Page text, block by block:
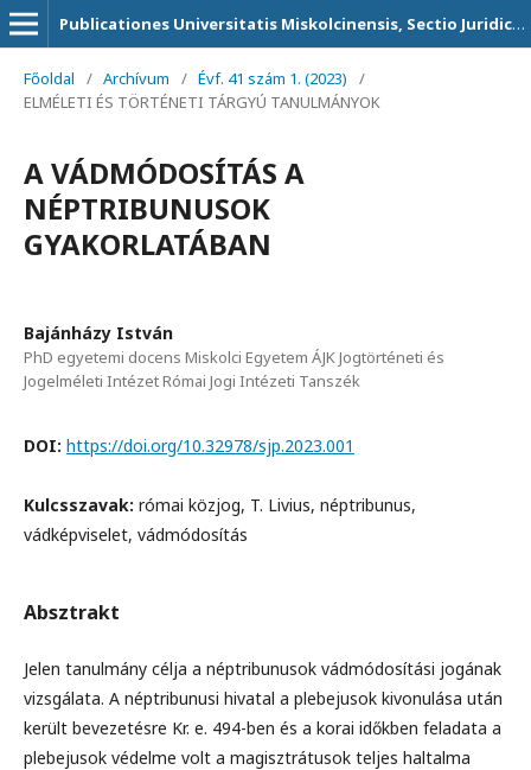
Publicationes Universitatis Miskolcinensis, Sectio Juridica et Politica
Főoldal / Archívum / Évf. 41 szám 1. (2023)
/
ELMÉLETI ÉS TÖRTÉNETI TÁRGYÚ TANULMÁNYOK
A VÁDMÓDOSÍTÁS A
NÉPTRIBUNUSOK
GYAKORLATÁBAN
Bajánházy István
PhD egyetemi docens Miskolci Egyetem ÁJK Jogtörténeti és
Jogelméleti Intézet Római Jogi Intézeti Tanszék
DOI: https://doi.org/10.32978/sjp.2023.001
Kulcsszavak: római közjog, T. Livius, néptribunus,
vádképviselet, vádmódosítás
Absztrakt
Jelen tanulmány célja a néptribunusok vádmódosítási jogának
vizsgálata. A néptribunusi hivatal a plebejusok kivonulása után
került bevezetésre Kr. e. 494-ben és a korai időkben feladata a
plebejusok védelme volt a magisztrátusok teljes haltalma